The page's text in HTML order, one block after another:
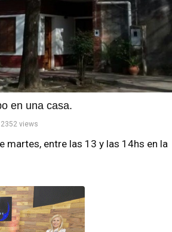
en una casa.
2352 views
martes, entre las 13 y las 14hs en la